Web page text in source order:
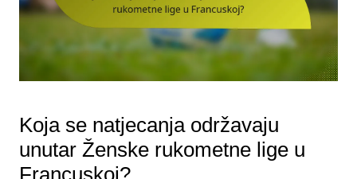
Koja se natjecanja održavaju
unutar Ženske rukometne lige u
Francuskoj?